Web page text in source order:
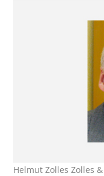
Helmut Zolles Zolles